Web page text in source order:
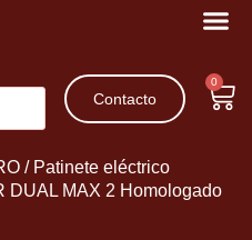
Contacto
0
/ Patinete eléctrico
DUAL MAX 2 Homologado